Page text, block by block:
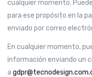
cualquier momento.
para ese propósito en la
enviado por correo
En cualquier momento,
información enviando un
a